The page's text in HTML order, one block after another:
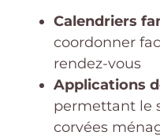
Calendriers
coordonner
rendez-vous
Applications
permettant le
corvées